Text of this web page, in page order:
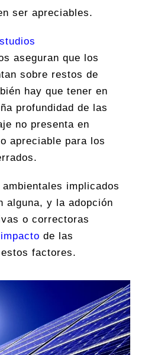
ser apreciables.
aseguran que los
sobre restos de
hay que tener en
profundidad de las
no presenta en
apreciable para los
implicados
alguna, y la adopción
o correctoras
impacto de las
factores.